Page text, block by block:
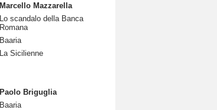
Marcello Mazzarella
Lo scandalo della Banca
Romana
Baaria
La Sicilienne
Paolo Briguglia
Baaria